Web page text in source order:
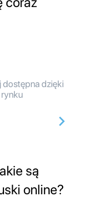
dostępna dzięki
są
online?